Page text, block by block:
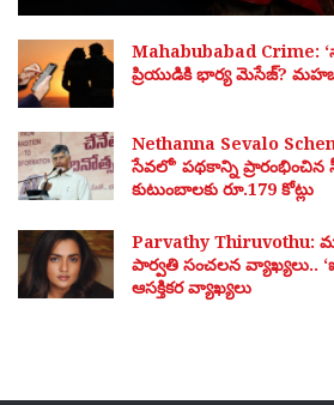
Mahabubabad Crime:
ప్రియుడికి భార్య మెసేజ్?
Nethanna Sevalo
సేవలో’ పథకాన్ని ప్రారంభించిన
కుటుంబాలకు రూ.179 కోట్లు
Parvathy
పార్వతి సంచలన వ్యాఖ్యలు..
ఆసక్తికర వ్యాఖ్యలు